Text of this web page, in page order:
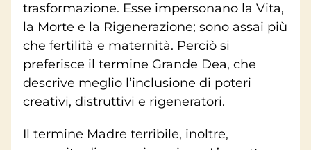
trasformazione. Esse impersonano la Vita,
la Morte e la Rigenerazione; sono assai più
che fertilità e maternità. Perciò si
preferisce il termine Grande Dea, che
descrive meglio l’inclusione di poteri
creativi, distruttivi e rigeneratori.
Il termine Madre terribile, inoltre,